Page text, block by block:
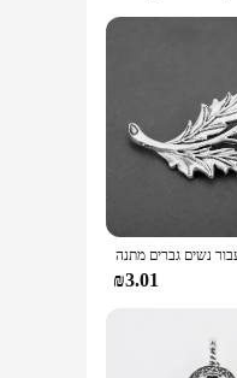
Performance
**Embrace
Step into the
premium wool
strap ensures
**Versatile
Our Scottish
sophistication
carry along,
**A Gift That
who
customers.
₪3.01